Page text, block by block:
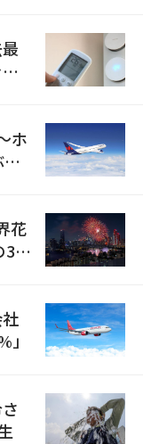
ホ
花
カ